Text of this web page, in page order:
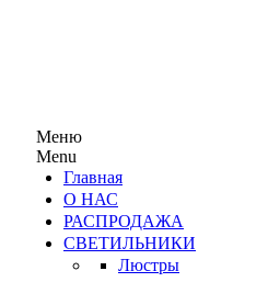
Меню
Menu
Главная
О НАС
РАСПРОДАЖА
СВЕТИЛЬНИКИ
Люстры